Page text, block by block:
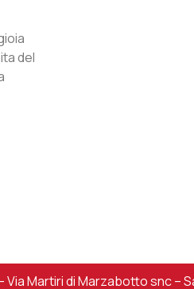
del
Via Martiri di Marzabotto snc –